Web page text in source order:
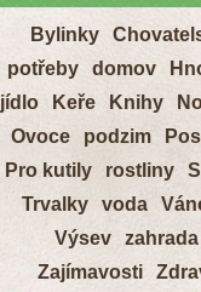
Bylinky
potřeby
domov
jídlo
Keře Knihy
Ovoce
podzim
Pro kutily
rostliny
Trvalky
voda
Výsev
zahrada
Zajímavosti